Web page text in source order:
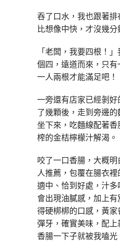
吞了口水，我也跟著
比想像中快，才沒幾分
「老闆，我要四根！
個四，遠道而來，只有
一人兩根才能滿足吧！
一旁還有店家已經剝
了幾顆後，走到旁邊
坐下來，吃麵線配著
榨的金桔檸檬汁解渴。
咬了一口香腸，大概
人推薦，包覆在腸衣裡
適中、恰到好處，汁
會出現油膩感，加上
得硬梆梆的口感，黃
彈牙，確實美味，配
香腸一下子就被我嗑光